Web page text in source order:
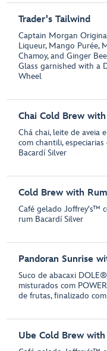
Trader's Tailwind
Captain Morgan
Liqueur, Mango Purée,
Chamoy, and Ginger
Glass garnished with a
Wheel
Chai Cold Brew
Chá chai, leite de aveia
com chantili,
Bacardí Silver
Cold Brew with
Café gelado Joffrey's™
rum Bacardí Silver
Pandoran Sunrise
Suco de abacaxi
misturados com
de frutas, finalizado
Ube Cold Brew with